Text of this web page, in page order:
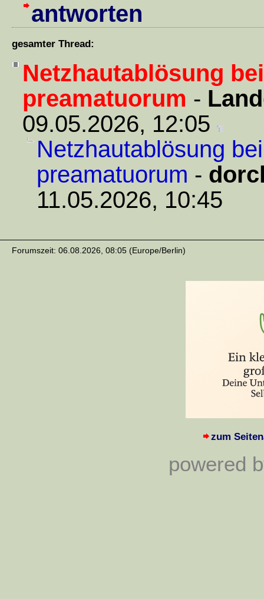
antworten
gesamter Thread:
Netzhautablösung
preamatuorum -
09.05.2026, 12:05
Netzhautablösung
preamatuorum -
11.05.2026, 10:45
Forumszeit: 06.08.2026, 08:05 (Europe/Berlin)
zum
powered